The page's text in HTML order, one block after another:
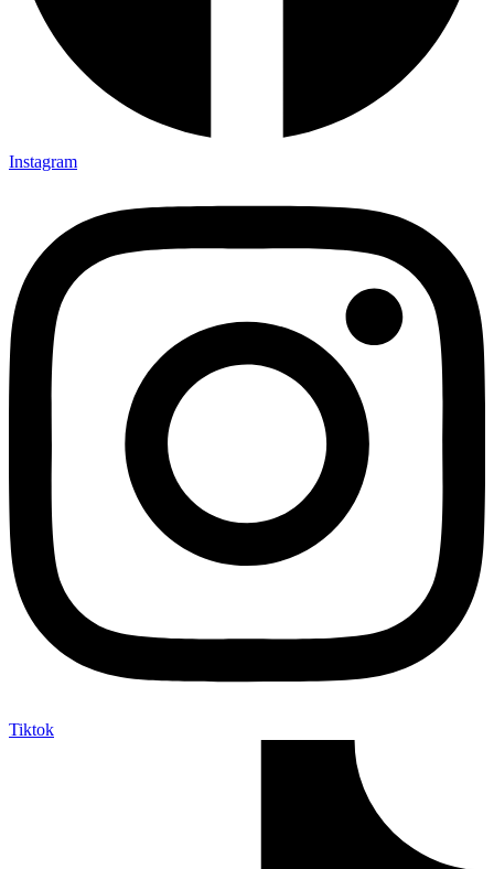
Instagram
Tiktok